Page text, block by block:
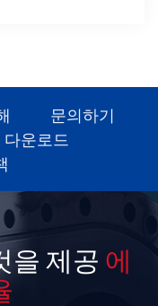
문의하기
다운로드
을 제공 에